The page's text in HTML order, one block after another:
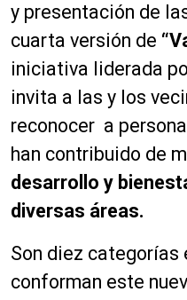
y presentación de
cuarta versión de
iniciativa liderada
invita a las y los
reconocer a
han contribuido de
desarrollo y
diversas áreas.
Son diez categorías
conforman este